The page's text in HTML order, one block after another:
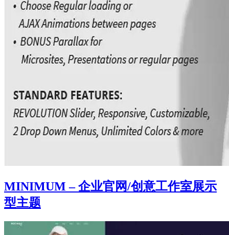
MINIMUM – 企业官网/创意工作室展示
型主题